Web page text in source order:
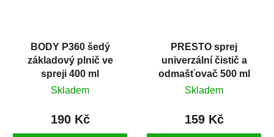
BODY P360 šedý
základový plnič ve
spreji 400 ml
Skladem
190 Kč
PRESTO sprej
univerzální čistič a
odmašťovač 500 ml
Skladem
159 Kč